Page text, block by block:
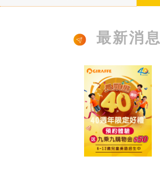
最新消息